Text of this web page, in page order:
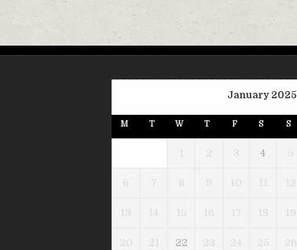
January 2025
M T W T F S S
1 2 3 4 5
6 7 8 9 10 11 12
13 14 15 16 17 18 19
20 21 22 23 24 25 26